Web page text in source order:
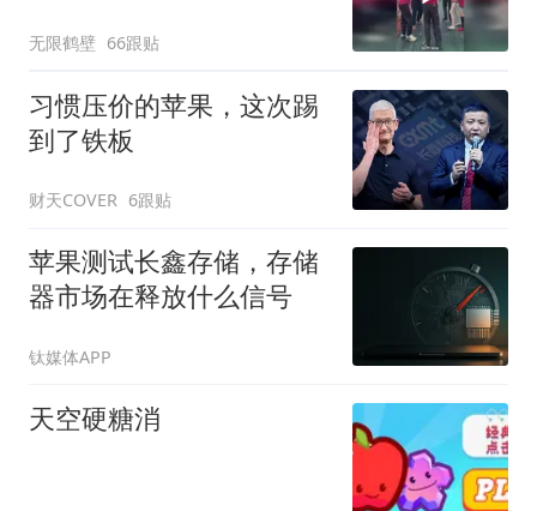
无限鹤壁 66跟贴
习惯压价的苹果，这次踢
到了铁板
财天COVER 6跟贴
苹果测试长鑫存储，存储
器市场在释放什么信号
钛媒体APP
天空硬糖消